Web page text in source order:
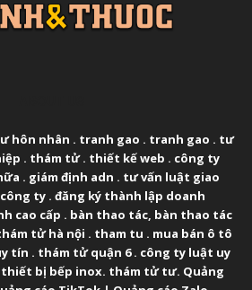
hôn nhân . tranh gao . tranh gao . tư
. thám tử. thiết kế web . công ty
. giám định adn . tư vấn luật giao
ty. đăng ký thành lập doanh
cao cấp . bàn thao tác, bàn thao tác
tử hà nội . tham tu . mua bán ô tô
tín . thám tử quận 6. công ty luật uy
thiết bị bếp inox. thám tử tư. Quảng